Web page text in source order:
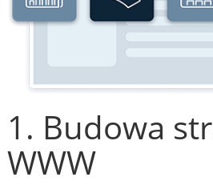
1. Budowa
WWW